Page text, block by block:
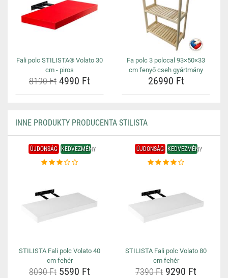
Fali polc STILISTA® Volato 30
cm - piros
8190 Ft 4990 Ft
Fa polc 3 polccal 93×50×33
cm fenyő cseh gyártmány
26990 Ft
INNE PRODUKTY PRODUCENTA STILISTA
ÚJDONSÁG KEDVEZMÉNY
STILISTA Fali polc Volato 40
cm fehér
8090 Ft 5590 Ft
ÚJDONSÁG KEDVEZMÉNY
STILISTA Fali polc Volato 80
cm fehér
7390 Ft 9290 Ft